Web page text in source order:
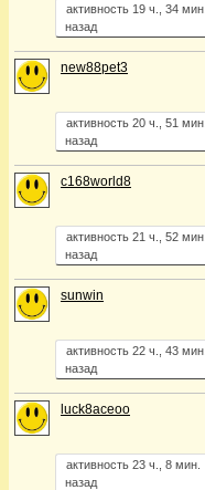
активность 19 ч., 34 мин.
назад
new88pet3
активность 20 ч., 51 мин.
назад
c168world8
активность 21 ч., 52 мин.
назад
sunwin
активность 22 ч., 43 мин.
назад
luck8aceoo
активность 23 ч., 8 мин.
назад